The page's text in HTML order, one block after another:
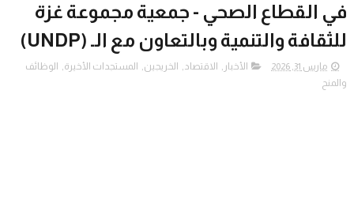
في القطاع الصحي - جمعية مجموعة غزة
للثقافة والتنمية وبالتعاون مع الـ (UNDP)
مارس 31, 2026 الأخبار , الاقتصاد, الخريجين, المستجدات الأخيرة,
الوظائف
والمنح